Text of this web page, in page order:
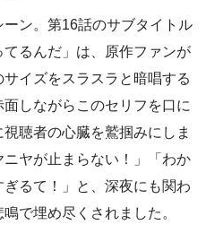
ン。第16話のサブタイトル
てるんだ」は、原作ファンが
イズをスラスラと暗唱する
しながらこのセリフを口に
聴者の心臓を鷲掴みにしま
ヤが止まらない！」「わか
るて！」と、深夜にも関わ
で埋め尽くされました。